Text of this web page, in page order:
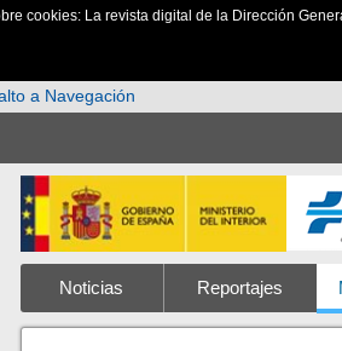
cookies: La revista digital de la Dirección
a Navegación
Noticias Reportajes